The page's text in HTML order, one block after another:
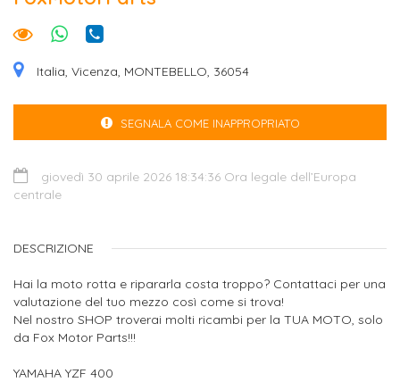
Italia, Vicenza, MONTEBELLO, 36054
SEGNALA COME INAPPROPRIATO
giovedì 30 aprile 2026 18:34:36 Ora legale dell’Europa
centrale
DESCRIZIONE
Hai la moto rotta e ripararla costa troppo? Contattaci per una
valutazione del tuo mezzo così come si trova!
Nel nostro SHOP troverai molti ricambi per la TUA MOTO, solo
da Fox Motor Parts!!!
YAMAHA YZF 400